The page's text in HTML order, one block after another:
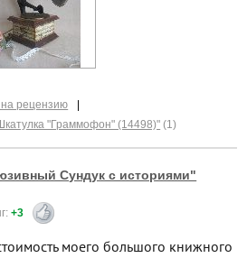
рецензию
"Граммофон" (14498)" (1)
Сундук с историями"
+3
моего большого книжного